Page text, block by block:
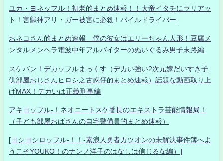
ユカ・ヨネッフル！初老的まとめ速報！！大帝イタチにラリアッ
ト！害獣神アリ・ガー被害に必殺！パイルドライバー
おネコさん的まとめ速報 僕の彼女はエリーちゃん人形！豆腐メ
ンタルメンヘラ電波中年アルバイターのぬいぐるみ男子末路編
スケバン！デカッフルまっくす（デカい強い2次元嫁だいすき子
供部屋おじさんヒロシ之古惑仔的まとめ速報）話題な動画取り上
げMAX！デカいは正義刑事編
アキヨッフル-！ネオニートスケ番長のエキストラ芸能情報局！
（子ども部屋おばさんの自宅警備員的まとめ速報）
[ヨシヨシロッフル-！！-素浪人勇者カツオンの未解決事件簿へよ
うこそYOUKO！のナンノ洋子のはなしは信じるな編）]